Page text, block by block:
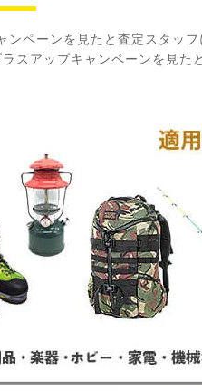
ペーンを見たと査定スタッフ
スアップキャンペーンを見た